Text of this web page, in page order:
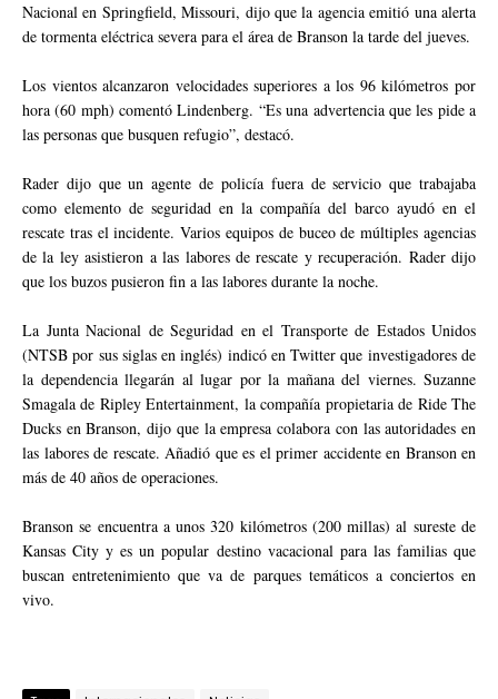
Nacional en Springfield, Missouri, dijo que la agencia emitió una alerta
de tormenta eléctrica severa para el área de Branson la tarde del jueves.
Los vientos alcanzaron velocidades superiores a los 96 kilómetros por
hora (60 mph) comentó Lindenberg. “Es una advertencia que les pide a
las personas que busquen refugio”, destacó.
Rader dijo que un agente de policía fuera de servicio que trabajaba
como elemento de seguridad en la compañía del barco ayudó en el
rescate tras el incidente. Varios equipos de buceo de múltiples agencias
de la ley asistieron a las labores de rescate y recuperación. Rader dijo
que los buzos pusieron fin a las labores durante la noche.
La Junta Nacional de Seguridad en el Transporte de Estados Unidos
(NTSB por sus siglas en inglés) indicó en Twitter que investigadores de
la dependencia llegarán al lugar por la mañana del viernes. Suzanne
Smagala de Ripley Entertainment, la compañía propietaria de Ride The
Ducks en Branson, dijo que la empresa colabora con las autoridades en
las labores de rescate. Añadió que es el primer accidente en Branson en
más de 40 años de operaciones.
Branson se encuentra a unos 320 kilómetros (200 millas) al sureste de
Kansas City y es un popular destino vacacional para las familias que
buscan entretenimiento que va de parques temáticos a conciertos en
vivo.